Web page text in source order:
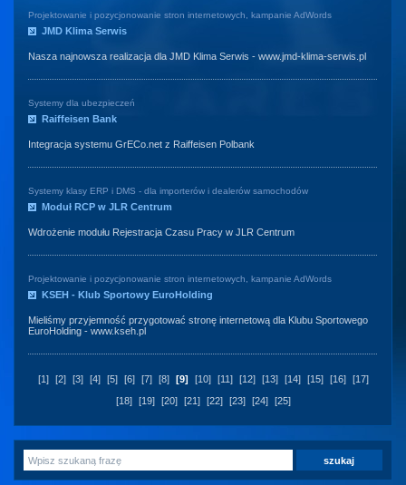
Projektowanie i pozycjonowanie stron internetowych, kampanie AdWords
JMD Klima Serwis
Nasza najnowsza realizacja dla JMD Klima Serwis - www.jmd-klima-serwis.pl
Systemy dla ubezpieczeń
Raiffeisen Bank
Integracja systemu GrECo.net z Raiffeisen Polbank
Systemy klasy ERP i DMS - dla importerów i dealerów samochodów
Moduł RCP w JLR Centrum
Wdrożenie modułu Rejestracja Czasu Pracy w JLR Centrum
Projektowanie i pozycjonowanie stron internetowych, kampanie AdWords
KSEH - Klub Sportowy EuroHolding
Mieliśmy przyjemność przygotować stronę internetową dla Klubu Sportowego
EuroHolding - www.kseh.pl
[1] [2] [3] [4] [5] [6] [7] [8] [9] [10] [11] [12] [13] [14] [15] [16]
[17]
[18]
[19] [20] [21] [22] [23] [24] [25]